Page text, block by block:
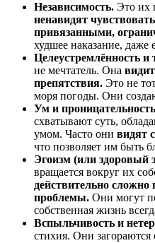
Независимость. Это их
ненавидят
привязанными,
худшее наказание, даже
Целеустремлённость и
не мечтатель. Она
препятствия. Это не
моря погоды. Они
Ум и
схватывают суть,
умом. Часто они видят
что позволяет им быть
Эгоизм (или здоровый
вращается вокруг их
действительно сложно
проблемы. Они могут
собственная жизнь
Вспыльчивость и
стихия. Они